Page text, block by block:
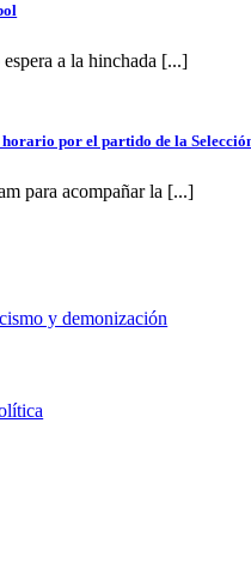
a la hinchada [...]
horario por el partido de la
para acompañar la [...]
y demonización